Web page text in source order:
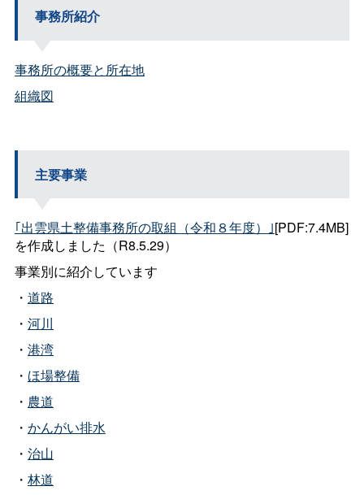
事務所紹介
事務所の概要と所在地
組織図
主要事業
｢出雲県土整備事務所の取組（令和８年度）｣[PDF:7.4MB]
を作成しました（R8.5.29）
事業別に紹介しています
・ 道路
・ 河川
・ 港湾
・ ほ場整備
・ 農道
・ かんがい排水
・ 治山
・ 林道